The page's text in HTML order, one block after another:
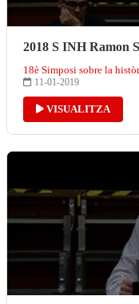
2018 S INH Ramon
18è Simposi sobre la
11-01-2019
VISUALITZA